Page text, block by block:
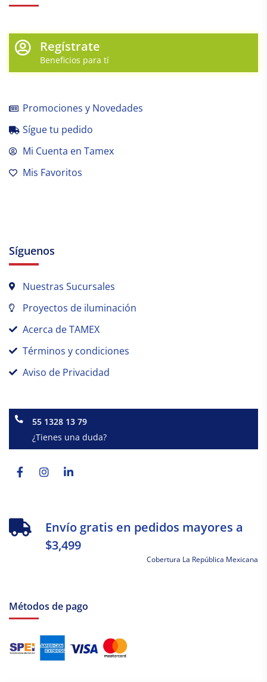
Regístrate
Beneficios para tí
Promociones y Novedades
Sígue tu pedido
Mi Cuenta en Tamex
Mis Favoritos
Síguenos
Nuestras Sucursales
Proyectos de iluminación
Acerca de TAMEX
Términos y condiciones
Aviso de Privacidad
55 1328 13 79
¿Tienes una duda?
f
Envío gratis en pedidos mayores a
$3,499
Cobertura La República Mexicana
Métodos de pago